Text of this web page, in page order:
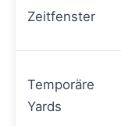
Zeitfenster
Temporäre
Yards